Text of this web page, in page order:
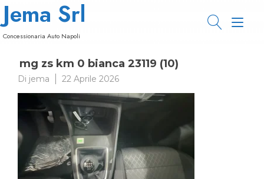
Passa
contenuto
Jema Srl
Concessionaria Auto Napoli
mg zs km 0 bianca 23119 (10)
Di jema 22 Aprile 2026